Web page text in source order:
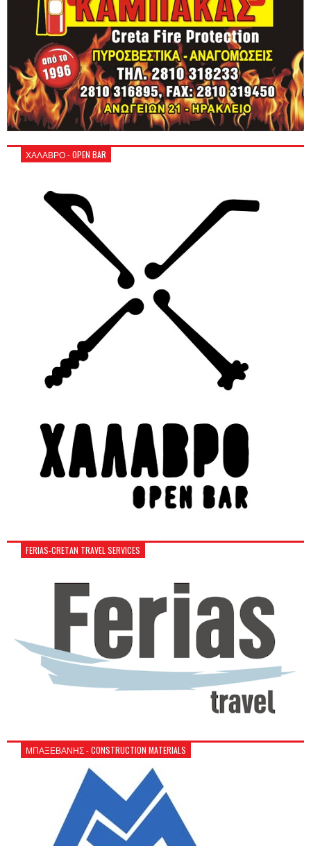
ΧΑΛΑΒΡΟ - OPEN BAR
FERIAS-CRETAN TRAVEL SERVICES
ΜΠΑΞΕΒΑΝΗΣ - CONSTRUCTION MATERIALS